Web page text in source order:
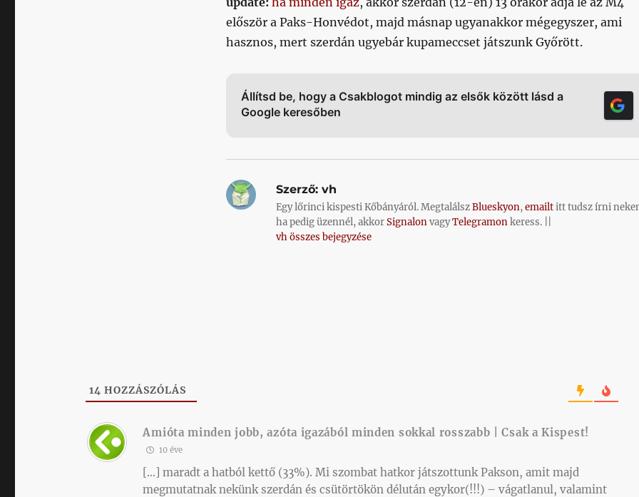
először a Paks-Honvédot, majd másnap ugyanakkor mégegyszer, ami
hasznos, mert szerdán ugyebár kupameccset játszunk Győrött.
Állítsd be, hogy a Csakblogot mindig az elsők között lásd a
Google keresőben
Szerző:vh
Egy lőrinci kispesti Kőbányáról. MegtalálszBlueskyon,emailtitt tudsz írni
ha pedig üzennél, akkorSignalonvagyTelegramonkeress. ||
vh összes bejegyzése
14 HOZZÁSZÓLÁS
Amióta minden jobb, azóta igazából minden sokkal rosszabb | Csak a Kispest!
10 éve
[…] maradt a hatból kettő (33%). Mi szombat hatkor játszottunk Pakson, amit majd
megmutatnak nekünk szerdán és csütörtökön délután egykor(!!!) – vágatlanul, valamint